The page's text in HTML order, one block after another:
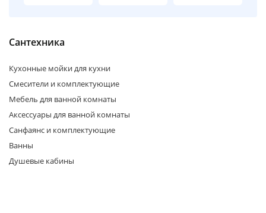
Сантехника
Кухонные мойки для кухни
Смесители и комплектующие
Мебель для ванной комнаты
Аксессуары для ванной комнаты
Санфаянс и комплектующие
Ванны
Душевые кабины